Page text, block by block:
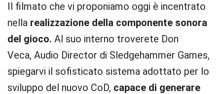
Il filmato che vi proponiamo oggi è incentrato
nella realizzazione della componente sonora
del gioco. Al suo interno troverete Don
Veca, Audio Director di Sledgehammer Games,
spiegarvi il sofisticato sistema adottato per lo
sviluppo del nuovo CoD, capace di generare